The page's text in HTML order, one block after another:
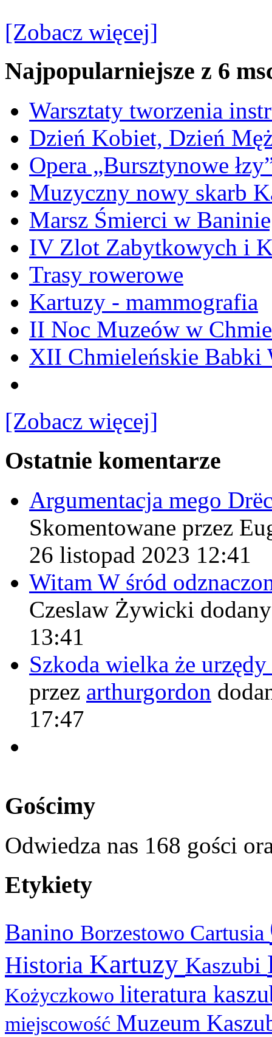
[Zobacz więcej]
Najpopularniejsze z 6
Warsztaty tworzenia
Dzień Kobiet, Dzień
Opera „Bursztynowe
Muzyczny nowy skarb
Marsz Śmierci w
IV Zlot Zabytkowych i
Trasy rowerowe
Kartuzy - mammografia
II Noc Muzeów w
XII Chmieleńskie Babki
[Zobacz więcej]
Ostatnie komentarze
Argumentacja mego
Skomentowane przez
26 listopad 2023 12:41
Witam W śród
Czeslaw Żywicki
13:41
Szkoda wielka że
przez arthurgordon
17:47
Gościmy
Odwiedza nas 168 gości
Etykiety
Banino Borzestowo Cartusia
Historia Kartuzy Kaszubi
Kożyczkowo literatura
miejscowość Muzeum